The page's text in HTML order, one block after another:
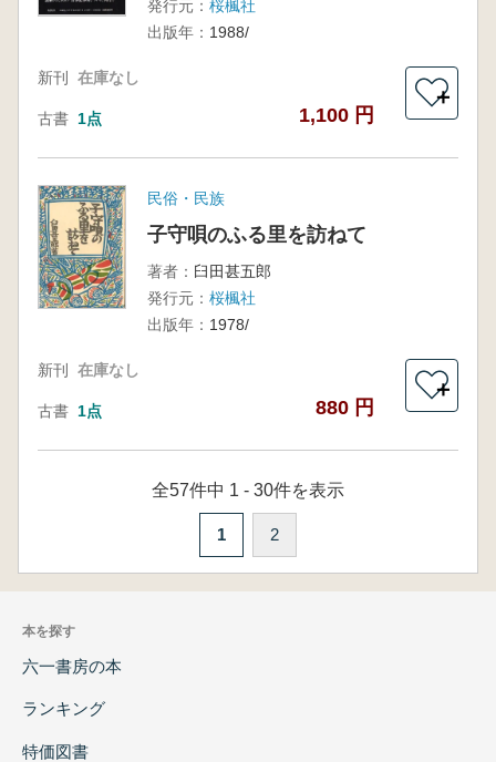
発行元： 桜楓社
出版年： 1988/
新刊 在庫なし
古書 1点 1,100 円
＋
民俗・民族
子守唄のふる里を訪ねて
著者： 臼田甚五郎
発行元： 桜楓社
出版年： 1978/
新刊 在庫なし
古書 1点 880 円
＋
全57件中 1 - 30件を表示
1 2
本を探す
六一書房の本
ランキング
特価図書